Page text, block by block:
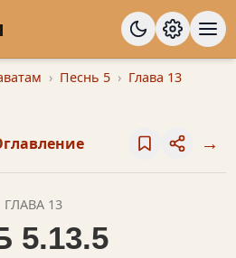
Песнь 5
Глава 13
→
ГЛАВА 13
5.13.5